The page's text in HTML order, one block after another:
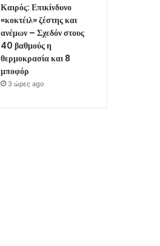
Καιρός: Επικίνδυνο
«κοκτέιλ» ζέστης και
ανέμων – Σχεδόν στους
40 βαθμούς η
θερμοκρασία και 8
μποφόρ
3 ώρες ago